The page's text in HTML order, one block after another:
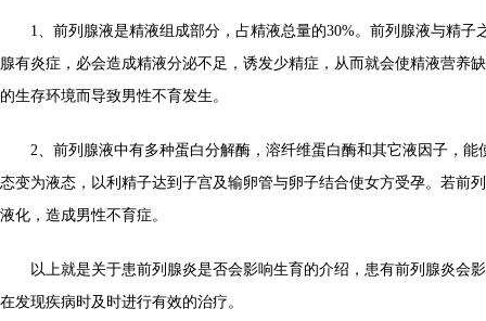
1、前列腺液是精液组成部分，占精液总量的30%。前列腺液与精子
腺有炎症，必会造成精液分泌不足，诱发少精症，从而就会使精液营养
的生存环境而导致男性不育发生。
2、前列腺液中有多种蛋白分解酶，溶纤维蛋白酶和其它液因子，能
态变为液态，以利精子达到子宫及输卵管与卵子结合使女方受孕。若前
液化，造成男性不育症。
以上就是关于患前列腺炎是否会影响生育的介绍，患有前列腺炎会
在发现疾病时及时进行有效的治疗。